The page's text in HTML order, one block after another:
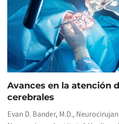
Avances en la atención
cerebrales
Evan D. Bander, M.D.,